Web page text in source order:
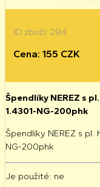
ID zboží: 294
Cena: 155 CZK
Špendlíky NEREZ s
1.4301-NG-200phk
Špendlíky NEREZ s
NG-200phk
Je použité: ne